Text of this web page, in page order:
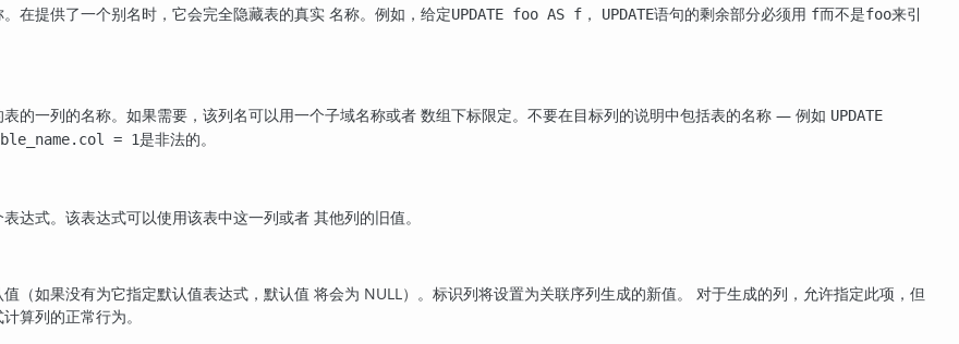
在提供了一个别名时，它会完全隐藏表的真实 名称。例如，给定UPDATE foo AS f ， UPDATE语句的剩余部分必须用 f而不是foo来引
表的一列的名称。如果需要，该列名可以用一个子域名称或者 数组下标限定。不要在目标列的说明中包括表的名称 — 例如 UPDATE
= 1是非法的。
达式。该表达式可以使用该表中这一列或者 其他列的旧值。
（如果没有为它指定默认值表达式，默认值 将会为 NULL）。标识列将设置为关联序列生成的新值。 对于生成的列，允许指定此项，但
算列的正常行为。